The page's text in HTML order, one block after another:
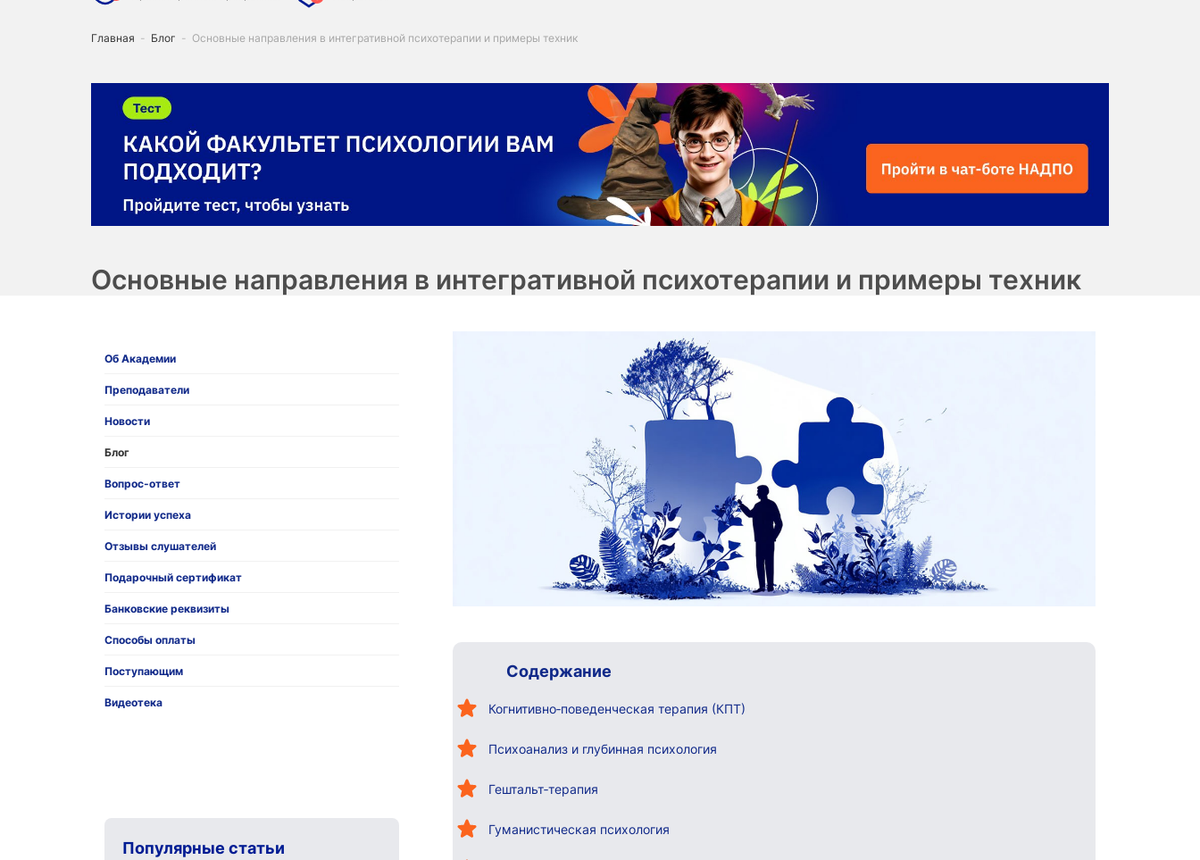
Главная - Блог - Основные направления в интегративной психотерапии и примеры техник
Основные направления в интегративной психотерапии и примеры техник
Об Академии
Преподаватели
Новости
Блог
Вопрос-ответ
Истории успеха
Отзывы слушателей
Подарочный сертификат
Банковские реквизиты
Способы оплаты
Поступающим
Видеотека
Популярные статьи
Содержание
Когнитивно‑поведенческая терапия (КПТ)
Психоанализ и глубинная психология
Гештальт‑терапия
Гуманистическая психология